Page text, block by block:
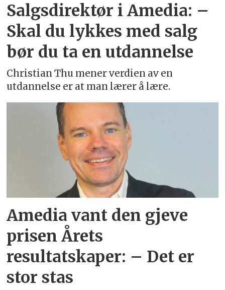
Salgsdirektør i Amedia: –
Skal du lykkes med salg
bør du ta en utdannelse
Christian Thu mener verdien av en
utdannelse er at man lærer å lære.
Amedia vant den gjeve
prisen Årets
resultatskaper: – Det er
stor stas